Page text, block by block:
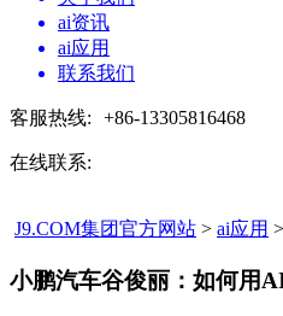
ai资讯
ai应用
联系我们
客服热线: +86-13305816468
在线联系:
J9.COM集团官方网站 > ai应用
小鹏汽车谷俊丽：如何用